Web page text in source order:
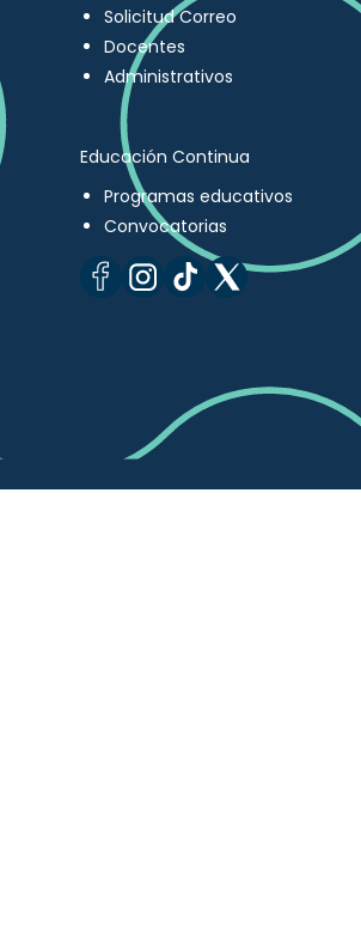
Solicitud Correo
Docentes
Administrativos
Educación Continua
Programas educativos
Convocatorias